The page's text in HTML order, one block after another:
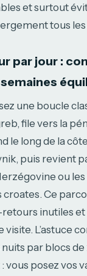
et surtout
tous les
par jour :
une boucle
file vers la
le long de la
puis revient
ou
Ce
inutiles
L’astuce
par blocs de
vous posez vos